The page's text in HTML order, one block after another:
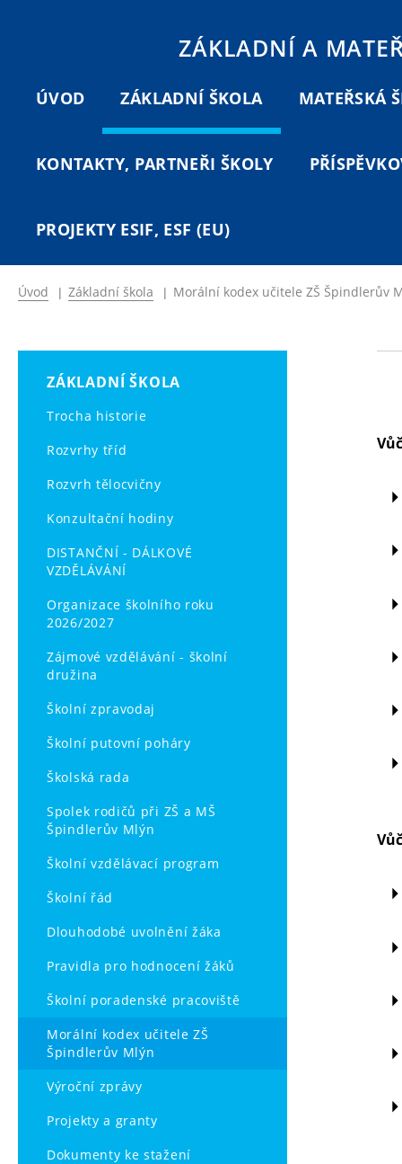
ZÁKLADNÍ A
ÚVOD ZÁKLADNÍ ŠKOLA MATEŘSKÁ
KONTAKTY, PARTNEŘI ŠKOLY
PROJEKTY ESIF, ESF (EU)
Úvod | Základní škola | Morální kodex učitele ZŠ Špindlerův
ZÁKLADNÍ ŠKOLA
Trocha historie
Rozvrhy tříd
Rozvrh tělocvičny
Konzultační hodiny
DISTANČNÍ - DÁLKOVÉ
VZDĚLÁVÁNÍ
Organizace školního roku
2026/2027
Zájmové vzdělávání - školní
družina
Školní zpravodaj
Školní putovní poháry
Školská rada
Spolek rodičů při ZŠ a MŠ
Špindlerův Mlýn
Školní vzdělávací program
Školní řád
Dlouhodobé uvolnění žáka
Pravidla pro hodnocení žáků
Školní poradenské pracoviště
Morální kodex učitele ZŠ
Špindlerův Mlýn
Výroční zprávy
Projekty a granty
Dokumenty ke stažení